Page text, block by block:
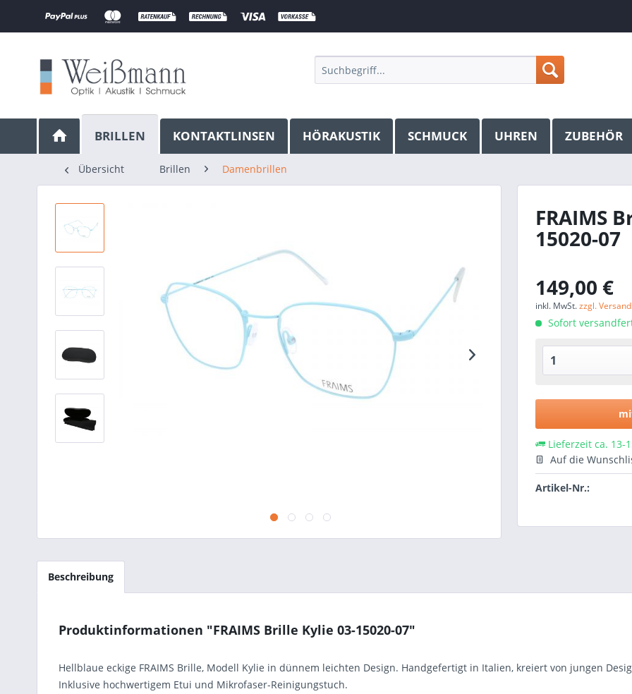
BRILLEN KONTAKTLINSEN HÖRAKUSTIK SCHMUCK UHREN ZUBEHÖR
Übersicht Brillen Damenbrillen
FRAIMS
15020-07
149,00 €
inkl. MwSt.zzgl.
Sofort
Lieferzeit ca. 13-
Auf die
Artikel-Nr.:
Beschreibung
Produktinformationen "FRAIMS Brille Kylie 03-15020-07"
Hellblaue eckige FRAIMS Brille, Modell Kylie in dünnem leichten Design. Handgefertigt in Italien, kreiert von jungen
Inklusive hochwertigem Etui und Mikrofaser-Reinigungstuch.